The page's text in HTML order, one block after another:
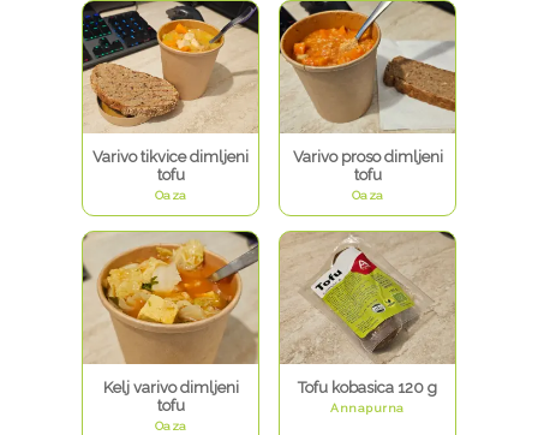
Varivo tikvice dimljeni
tofu
Oaza
Varivo proso dimljeni
tofu
Oaza
Kelj varivo dimljeni
tofu
Oaza
Tofu kobasica 120 g
Annapurna